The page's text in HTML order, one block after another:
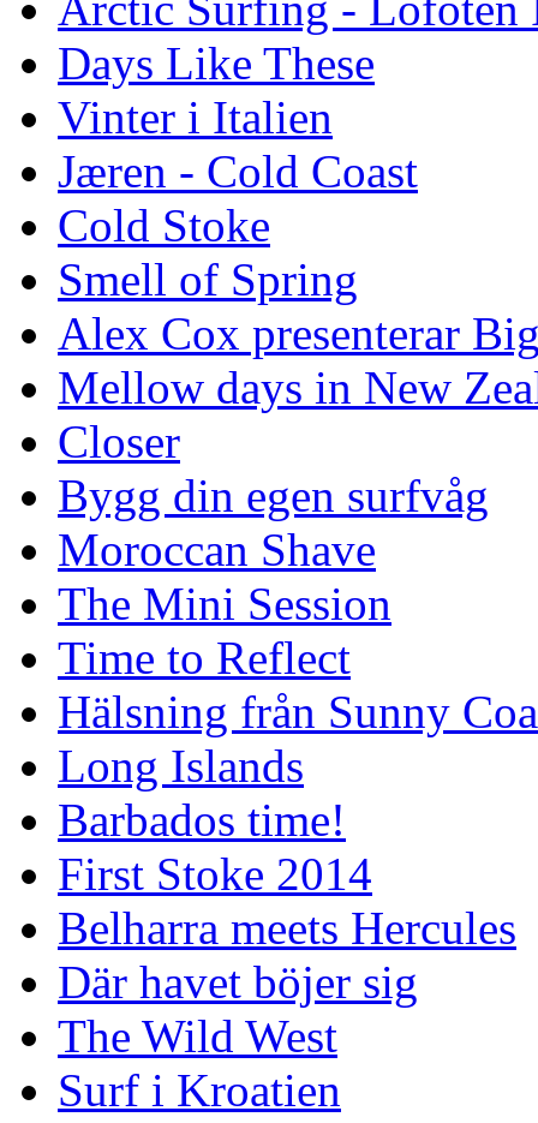
Days Like These
Vinter i Italien
Jæren - Cold Coast
Cold Stoke
Smell of Spring
Alex Cox presenterar
Mellow days in New
Closer
Bygg din egen surfvåg
Moroccan Shave
The Mini Session
Time to Reflect
Hälsning från Sunny
Long Islands
Barbados time!
First Stoke 2014
Belharra meets Hercules
Där havet böjer sig
The Wild West
Surf i Kroatien